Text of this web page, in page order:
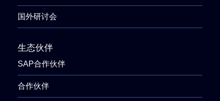
国外研讨会
生态伙伴
SAP合作伙伴
合作伙伴